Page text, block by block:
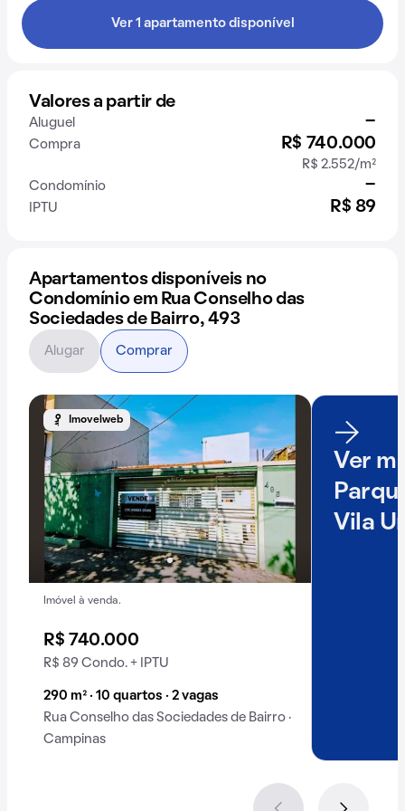
Ver 1 apartamento disponível
Valores a partir de
Aluguel -
Compra R$ 740.000
R$ 2.552/m²
Condomínio
-
IPTU R$ 89
Apartamentos disponíveis no
Condomínio em Rua Conselho das
Sociedades de Bairro, 493
Imovelweb
Imóvel à venda.
R$ 740.000
R$ 89 Condo. + IPTU
290 m² · 10 quartos · 2 vagas
Rua Conselho das Sociedades de Bairro ·
Campinas
Ver
Vila
Alugar Comprar